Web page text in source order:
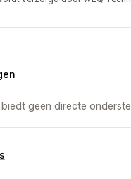
geen directe